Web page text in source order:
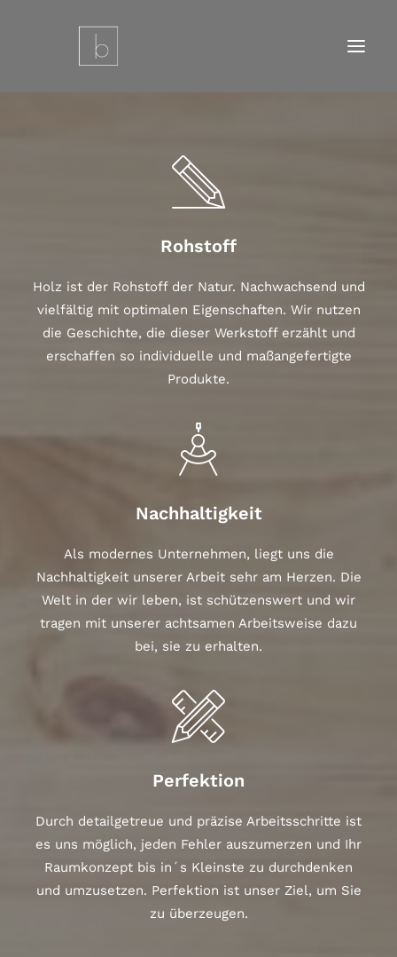
Impressum
Datenschutz
Cookie-Richtlinie (EU)
Rohstoff
Holz ist der Rohstoff der Natur. Nachwachsend und
vielfältig mit optimalen Eigenschaften. Wir nutzen
die Geschichte, die dieser Werkstoff erzählt und
erschaffen so individuelle und maßangefertigte
Produkte.
Nachhaltigkeit
Als modernes Unternehmen, liegt uns die
Nachhaltigkeit unserer Arbeit sehr am Herzen. Die
Welt in der wir leben, ist schützenswert und wir
tragen mit unserer achtsamen Arbeitsweise dazu
bei, sie zu erhalten.
Perfektion
Durch detailgetreue und präzise Arbeitsschritte ist
es uns möglich, jeden Fehler auszumerzen und Ihr
Raumkonzept bis in´s Kleinste zu durchdenken
und umzusetzen. Perfektion ist unser Ziel, um Sie
zu überzeugen.